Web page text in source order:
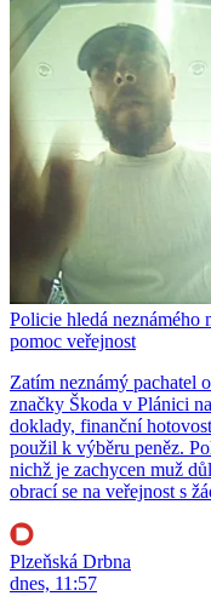
Policie hledá neznámého
pomoc veřejnost
Zatím neznámý pachatel
značky Škoda v Plánici
doklady, finanční
použil k výběru peněz.
nichž je zachycen muž
obrací se na veřejnost s
Plzeňská Drbna
dnes, 11:57